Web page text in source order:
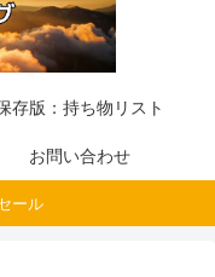
存版：持ち物リスト
お問い合わせ
ール